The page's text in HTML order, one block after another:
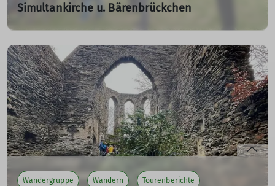
Simultankirche u. Bärenbrückchen
Rundwanderung zwischen Lahnhöhe und
10.03.2024
Rundwanderung von der Lahnhöhe aus.
Abwechslungsreich mit Aussichten auf Lahn und Rhein.
Abstecher in die Historie des Erzbergbaus mit
Kirchenruine und Bergmannfriedhof.
mehr erfahren
Wandergruppe Wandern Tourenberichte